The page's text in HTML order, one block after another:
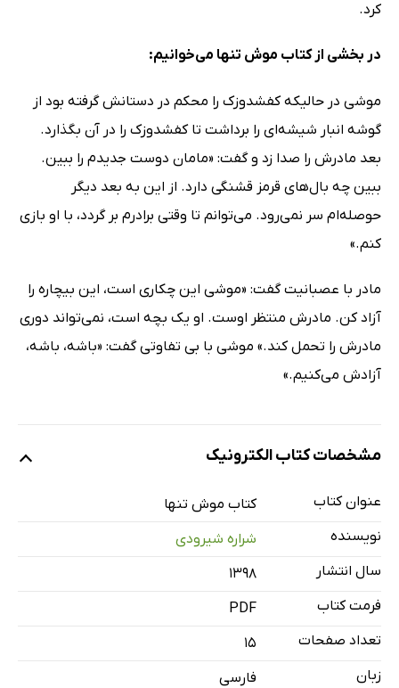
کرد.
در بخشی از کتاب موش تنها می‌خوانیم:
موشی در حالیکه کفشدوزک را محکم در دستانش گرفته بود از
گوشه انبار شیشه‌ای را برداشت تا کفشدوزک را در آن بگذارد.
بعد مادرش را صدا زد و گفت: «مامان دوست جدیدم را ببین.
ببین چه بال‌های قرمز قشنگی دارد. از این به بعد دیگر
حوصله‌ام سر نمی‌رود. می‌توانم تا وقتی برادرم بر گردد، با او بازی
کنم.»
مادر با عصبانیت گفت: «موشی این چکاری است، این بیچاره را
آزاد کن. مادرش منتظر اوست. او یک بچه است، نمی‌تواند دوری
مادرش را تحمل کند.» موشی با بی تفاوتی گفت: «باشه، باشه،
آزادش می‌کنیم.»
مشخصات کتاب الکترونیک
عنوان کتاب
کتاب موش تنها
نویسنده
شراره شیرودی
سال انتشار
۱۳۹۸
فرمت کتاب
PDF
تعداد صفحات
15
زبان
فارسی